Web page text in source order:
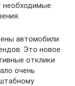
необходимые
автомобили
Это новое
отклики
очень